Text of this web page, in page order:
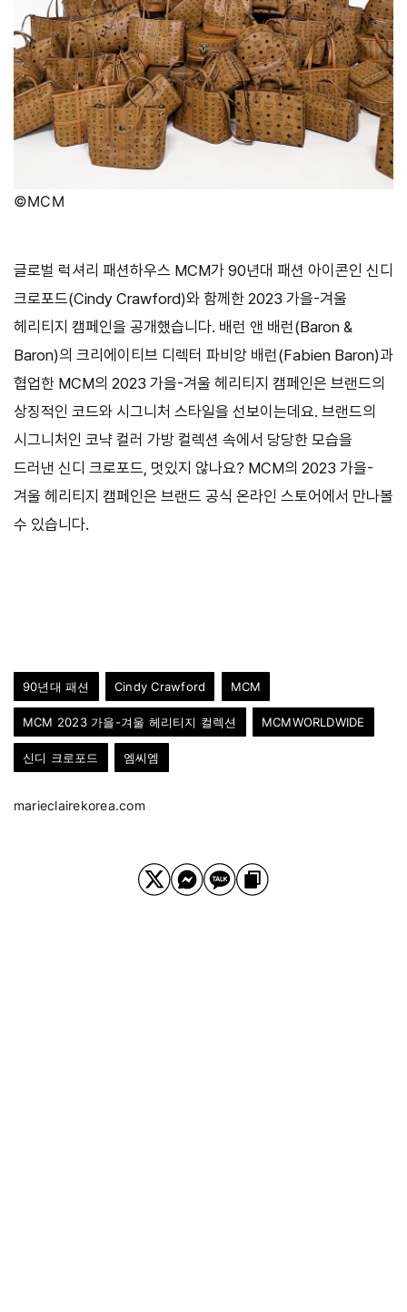
©MCM
글로벌 럭셔리 패션하우스 MCM가 90년대 패션 아이콘인 신디
크로포드(Cindy Crawford)와 함께한 2023 가을-겨울
헤리티지 캠페인을 공개했습니다. 배런 앤 배런(Baron &
Baron)의 크리에이티브 디렉터 파비앙 배런(Fabien Baron)과
협업한 MCM의 2023 가을-겨울 헤리티지 캠페인은 브랜드의
상징적인 코드와 시그니처 스타일을 선보이는데요. 브랜드의
시그니처인 코냑 컬러 가방 컬렉션 속에서 당당한 모습을
드러낸 신디 크로포드, 멋있지 않나요? MCM의 2023 가을-
겨울 헤리티지 캠페인은 브랜드 공식 온라인 스토어에서 만나볼
수 있습니다.
90년대 패션 Cindy Crawford MCM
MCM 2023 가을-겨울 헤리티지 컬렉션 MCMWORLDWIDE
신디 크로포드 엠씨엠
marieclairekorea.com